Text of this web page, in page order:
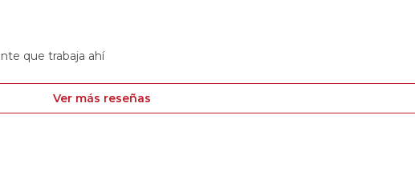
que trabaja ahí
Ver más reseñas